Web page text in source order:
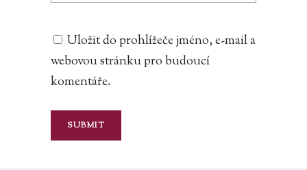
Uložit do prohlížeče jméno, e-mail a
webovou stránku pro budoucí
komentáře.